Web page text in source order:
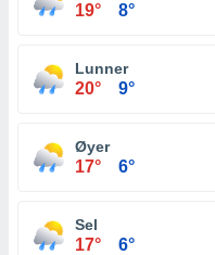
19° 8°
Lunner
20° 9°
Øyer
17° 6°
Sel
17° 6°